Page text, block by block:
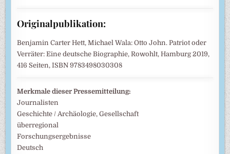
Originalpublikation:
Benjamin Carter Hett, Michael Wala: Otto John. Patriot oder
Verräter: Eine deutsche Biographie, Rowohlt, Hamburg 2019,
416 Seiten, ISBN 9783498030308
Merkmale dieser Pressemitteilung:
Journalisten
Geschichte / Archäologie, Gesellschaft
überregional
Forschungsergebnisse
Deutsch